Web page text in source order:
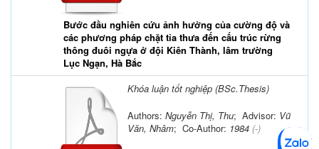
Bước đầu nghiên cứu ảnh hưởng của cường độ và
các phương pháp chặt tỉa thưa đến cấu trúc rừng
thông đuôi ngựa ở đội Kiên Thành, lâm trường
Lục Ngạn, Hà Bắc
Khóa luận tốt nghiệp (BSc.Thesis)
Authors: Nguyễn Thị, Thu; Advisor: Vũ
Văn, Nhâm; Co-Author: 1984 (-)